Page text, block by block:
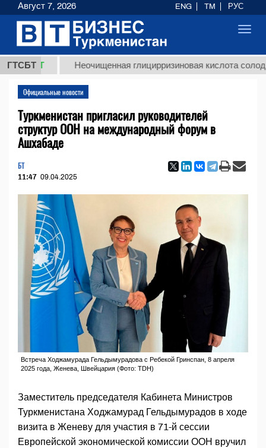
ГТСБТ Неочищенная глицирризиновая кислота солодкового
Официальные новости
Туркменистан пригласил руководителей
структур ООН на международный форум в
Ашхабаде
БТ
11:47 09.04.2025
Встреча Ходжамурада Гельдымурадова с Ребекой Гринспан, 8 апреля
2025 года, Женева, Швейцария (Фото: TDH)
Заместитель председателя Кабинета Министров
Туркменистана Ходжамурад Гельдымурадов в ходе
визита в Женеву для участия в 71-й сессии
Европейской экономической комиссии ООН вручил
Август 7, 2026 ENG TM РУС